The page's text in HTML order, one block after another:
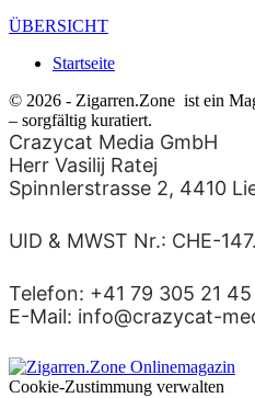
ÜBERSICHT
Startseite
© 2026 - Zigarren.Zone ist ein
– sorgfältig kuratiert.
Crazycat Media GmbH
Herr Vasilij Ratej
Spinnlerstrasse 2, 4410
UID & MWST Nr.: CHE-
Telefon: +41 79 305 21 45
E-Mail: info@crazycat-
Cookie-Zustimmung verwalten